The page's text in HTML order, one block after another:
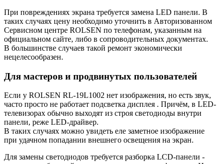
При повреждениях экрана требуется замена LED панели. В
таких случаях цену необходимо уточнить в Авторизованном
Сервисном центре ROLSEN по телефонам, указанным на
официальном сайте, либо в сопроводительных документах.
В большинстве случаев такой ремонт экономически
нецелесообразен.
Для мастеров и продвинутых пользователей
Если у ROLSEN RL-19L1002 нет изображения, но есть звук,
часто просто не работает подсветка дисплея . Причём, в LED-
телевизорах обычно выходят из строя светодиоды внутри
панели, реже LED-драйвер.
В таких случаях можно увидеть еле заметное изображение
при удачном попадании внешнего освещения на экран.
Для замены светодиодов требуется разборка LCD-панели -